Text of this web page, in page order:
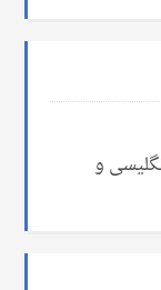
انگلیسی و